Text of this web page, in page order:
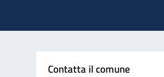
Contatta il comune